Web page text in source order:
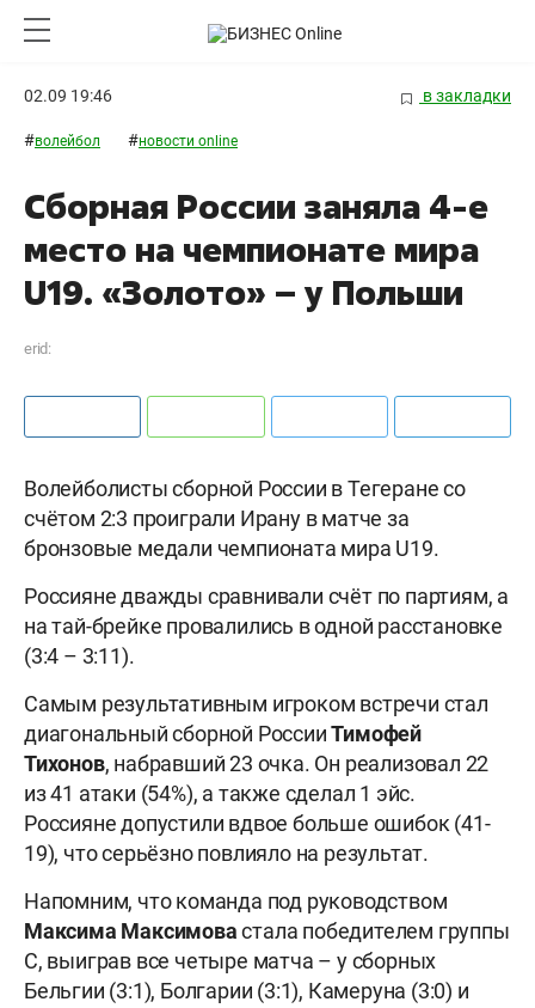
02.09 19:46 в закладки
#волейбол #новости online
Сборная России заняла 4-е
место на чемпионате мира
U19. «Золото» – у Польши
erid:
Волейболисты сборной России в Тегеране со
счётом 2:3 проиграли Ирану в матче за
бронзовые медали чемпионата мира U19.
Россияне дважды сравнивали счёт по партиям, а
на тай-брейке провалились в одной расстановке
(3:4 – 3:11).
Самым результативным игроком встречи стал
диагональный сборной РоссииТимофей
Тихонов, набравший 23 очка. Он реализовал 22
из 41 атаки (54%), а также сделал 1 эйс.
Россияне допустили вдвое больше ошибок (41-
19), что серьёзно повлияло на результат.
Напомним, что команда под руководством
Максима Максимовастала победителем группы
С, выиграв все четыре матча – у сборных
Бельгии (3:1), Болгарии (3:1), Камеруна (3:0) и